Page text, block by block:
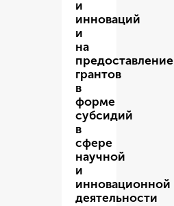
и
инноваций
и
на
предоставление
грантов
в
форме
субсидий
в
сфере
научной
и
инновационной
деятельности